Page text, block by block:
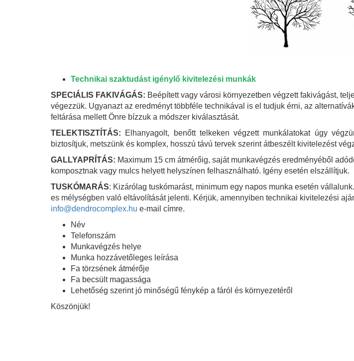
Technikai szaktudást igénylő kivitelezési munkák
SPECIÁLIS FAKIVÁGÁS: Beépített vagy városi környezetben végzett fakivágást,
végezzük. Ugyanazt az eredményt többféle technikával is el tudjuk érni, az
feltárása mellett Önre bízzuk a módszer kiválasztását.
TELEKTISZTÍTÁS:
Elhanyagolt, benőtt telkeken végzett munkálatokat úgy
biztosítjuk, metszünk és komplex, hosszú távú tervek szerint átbeszélt kivitelezést
GALLYAPRÍTÁS: Maximum 15 cm átmérőig, saját munkavégzés eredményéből
komposztnak vagy mulcs helyett helyszínen felhasználható. Igény esetén elszállítjuk.
TUSKÓMARÁS: Kizárólag tuskómarást, minimum egy napos munka esetén
es mélységben való eltávolítását jelenti. Kérjük, amennyiben technikai kivitelezési
info@dendrocomplex.hu e-mail címre.
Név
Telefonszám
Munkavégzés helye
Munka hozzávetőleges leírása
Fa törzsének átmérője
Fa becsült magassága
Lehetőség szerint jó minőségű fénykép a fáról és környezetéről
Köszönjük!